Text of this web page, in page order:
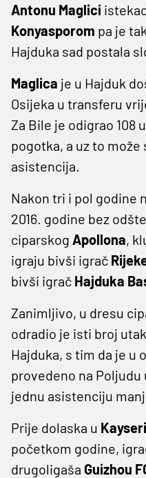
Antonu Maglici
Konyasporom pa je
Hajduka sad postala
Maglica je u Hajduk
Osijeka u transferu
Za Bile je odigrao 108
pogotka, a uz to može
asistencija.
Nakon tri i pol godine
2016. godine bez
ciparskog Apollona,
igraju bivši igrač
bivši igrač Hajduka
Zanimljivo, u dresu
odradio je isti broj
Hajduka, s tim da je u
provedeno na Poljudu
jednu asistenciju
Prije dolaska u
početkom godine,
drugoligaša Guizhou